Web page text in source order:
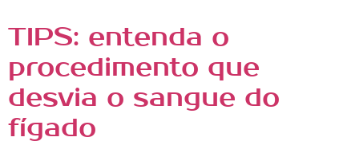
TIPS: entenda o
procedimento que
desvia o sangue do
fígado